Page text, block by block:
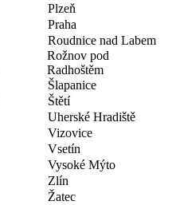
Plzeň
Praha
Roudnice nad Labem
Rožnov pod
Radhoštěm
Šlapanice
Štětí
Uherské Hradiště
Vizovice
Vsetín
Vysoké Mýto
Zlín
Žatec